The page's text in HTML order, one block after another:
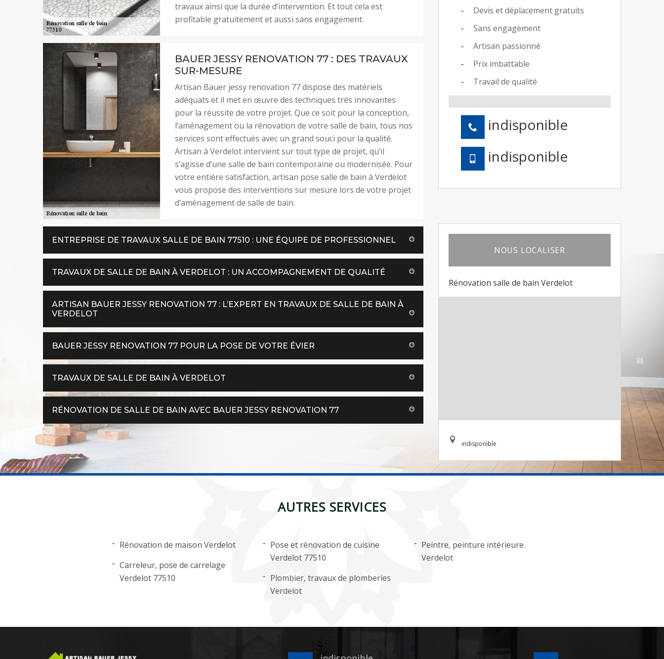
travaux ainsi que la durée d’intervention. Et tout cela est
profitable gratuitement et aussi sans engagement.
BAUER JESSY RENOVATION 77 : DES TRAVAUX
SUR-MESURE
Artisan Bauer jessy renovation 77 dispose des matériels
adéquats et il met en œuvre des techniques très innovantes
pour la réussite de votre projet. Que ce soit pour la conception,
l’aménagement ou la rénovation de votre salle de bain, tous nos
services sont effectués avec un grand souci pour la qualité.
Artisan à Verdelot intervient sur tout type de projet, qu’il
s’agisse d’une salle de bain contemporaine ou modernisée. Pour
votre entière satisfaction, artisan pose salle de bain à Verdelot
vous propose des interventions sur mesure lors de votre projet
d’aménagement de salle de bain.
ENTREPRISE DE TRAVAUX SALLE DE BAIN 77510 : UNE ÉQUIPE DE PROFESSIONNEL
TRAVAUX DE SALLE DE BAIN À VERDELOT : UN ACCOMPAGNEMENT DE QUALITÉ
ARTISAN BAUER JESSY RENOVATION 77 : L’EXPERT EN TRAVAUX DE SALLE DE BAIN À
VERDELOT
BAUER JESSY RENOVATION 77 POUR LA POSE DE VOTRE ÉVIER
TRAVAUX DE SALLE DE BAIN À VERDELOT
RÉNOVATION DE SALLE DE BAIN AVEC BAUER JESSY RENOVATION 77
Devis et déplacement gratuits
Sans engagement
Artisan passionné
Prix imbattable
Travail de qualité
indisponible
indisponible
NOUS LOCALISER
Rénovation salle de bain Verdelot
indisponible
AUTRES SERVICES
Rénovation de maison Verdelot
Carreleur, pose de carrelage
Verdelot 77510
Pose et rénovation de cuisine
Verdelot 77510
Plombier, travaux de plomberies
Verdelot
Peintre, peinture intérieure
Verdelot